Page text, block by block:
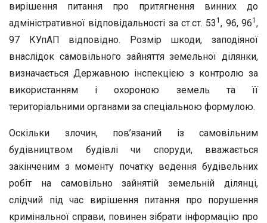
вирішення питання про притягнення винних до
адміністративної відповідальності за ст.ст. 53 1 , 96, 961 ,
97 КУпАП відповідно. Розмір шкоди, заподіяної
внаслідок самовільного зайняття земельної ділянки,
визначається Державною інспекцією з контролю за
використанням і охороною земель та її
територіальними органами за спеціальною формулою.
Оскільки злочин, пов’язаний із самовільним
будівництвом будівлі чи споруди, вважається
закінченим з моменту початку ведення будівельних
робіт на самовільно зайнятій земельній ділянці,
слідчий під час вирішення питання про порушення
кримінальної справи, повинен зібрати інформацію про